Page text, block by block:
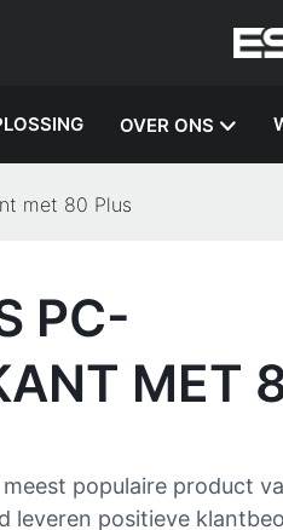
OVER ONS
met 80 Plus
PC-
MET
populaire product
positieve